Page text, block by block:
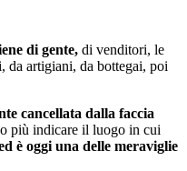
di gente, di venditori, le
da artigiani, da bottegai, poi
cancellata dalla faccia
più indicare il luogo in cui
è oggi una delle meraviglie